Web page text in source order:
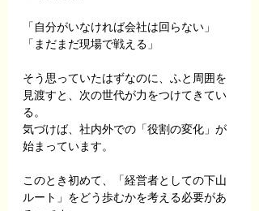
「自分がいなければ会社は回らない」
「まだまだ現場で戦える」
そう思っていたはずなのに、ふと周囲を
見渡すと、次の世代が力をつけてきてい
る。
気づけば、社内外での「役割の変化」が
始まっています。
このとき初めて、「経営者としての下山
ルート」をどう歩むかを考える必要があ